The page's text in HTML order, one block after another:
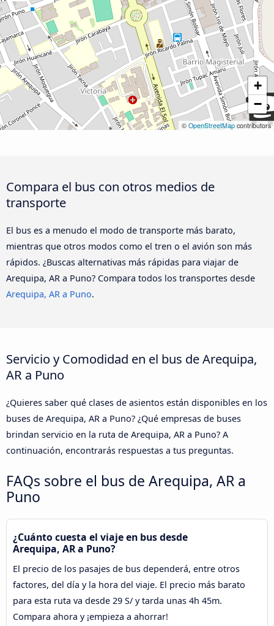
+
−
© OpenStreetMap contributors
Compara el bus con otros medios de
transporte
El bus es a menudo el modo de transporte más barato,
mientras que otros modos como el tren o el avión son más
rápidos. ¿Buscas alternativas más rápidas para viajar de
Arequipa, AR a Puno? Compara todos los transportes desde
Arequipa, AR a Puno.
Servicio y Comodidad en el bus de Arequipa,
AR a Puno
¿Quieres saber qué clases de asientos están disponibles en los
buses de Arequipa, AR a Puno? ¿Qué empresas de buses
brindan servicio en la ruta de Arequipa, AR a Puno? A
continuación, encontrarás respuestas a tus preguntas.
FAQs sobre el bus de Arequipa, AR a
Puno
¿Cuánto cuesta el viaje en bus desde
Arequipa, AR a Puno?
El precio de los pasajes de bus dependerá, entre otros
factores, del día y la hora del viaje. El precio más barato
para esta ruta va desde 29 S/ y tarda unas 4h 45m.
Compara ahora y ¡empieza a ahorrar!